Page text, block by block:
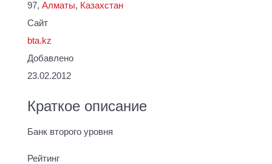
97, Алматы, Казахстан
Сайт
bta.kz
Добавлено
23.02.2012
Краткое описание
Банк второго уровня
Рейтинг